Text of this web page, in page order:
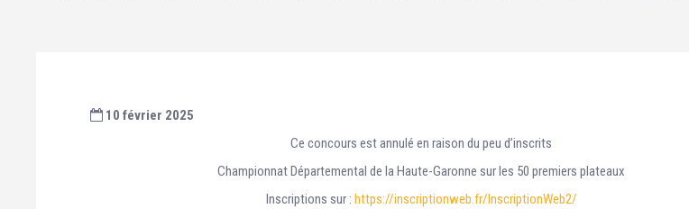
10 février 2025
Ce concours est annulé en raison du peu d’inscrits
Championnat Départemental de la Haute-Garonne sur les 50 premiers plateaux
Inscriptions sur : https://inscriptionweb.fr/InscriptionWeb2/